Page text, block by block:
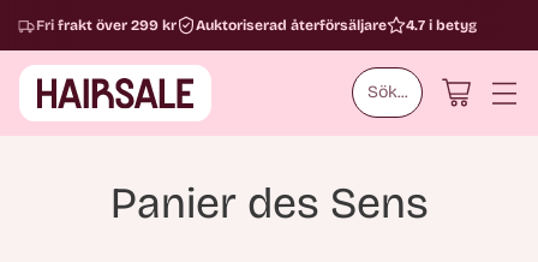
Sök...
Fri frakt över 299 kr Auktoriserad återförsäljare 4.7 i betyg
Panier des Sens